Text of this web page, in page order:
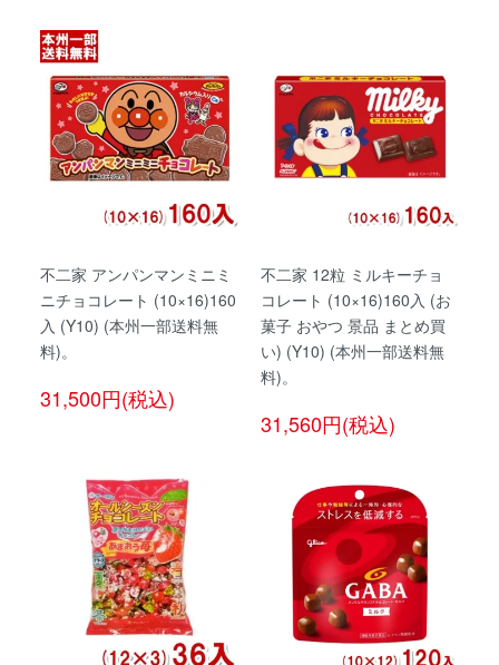
不二家 アンパンマンミニミ
ニチョコレート (10×16)160
入 (Y10) (本州一部送料無
料)。
31,500円(税込)
不二家 12粒 ミルキーチョ
コレート (10×16)160入 (お
菓子 おやつ 景品 まとめ買
い) (Y10) (本州一部送料無
料)。
31,560円(税込)